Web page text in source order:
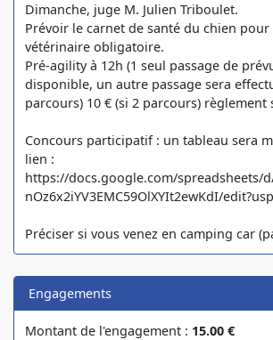
Dimanche, juge M. Julien Triboulet.
Prévoir le carnet de santé du chien
vétérinaire obligatoire.
Pré-agility à 12h (1 seul passage de
disponible, un autre passage sera
parcours) 10 € (si 2 parcours) règlement
Concours participatif : un tableau sera
lien :
https://docs.google.com/spreadsheets/
nOz6x2iYV3EMC59OlXYIt2ewKdI/
Préciser si vous venez en camping car
Engagements
Montant de l'engagement : 15.00 €